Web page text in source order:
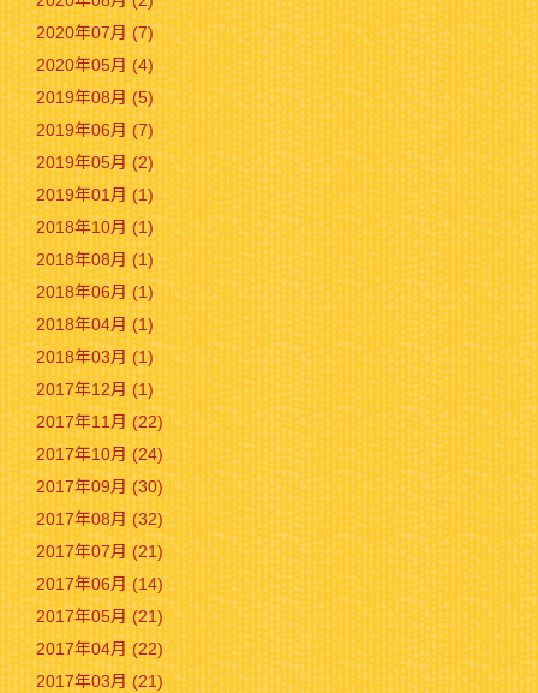
2020年07月 (7)
2020年05月 (4)
2019年08月 (5)
2019年06月 (7)
2019年05月 (2)
2019年01月 (1)
2018年10月 (1)
2018年08月 (1)
2018年06月 (1)
2018年04月 (1)
2018年03月 (1)
2017年12月 (1)
2017年11月 (22)
2017年10月 (24)
2017年09月 (30)
2017年08月 (32)
2017年07月 (21)
2017年06月 (14)
2017年05月 (21)
2017年04月 (22)
2017年03月 (21)